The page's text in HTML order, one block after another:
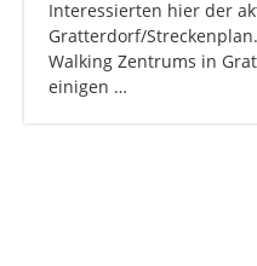
Interessierten hier der
Gratterdorf/
Walking Zentrums in
einigen …